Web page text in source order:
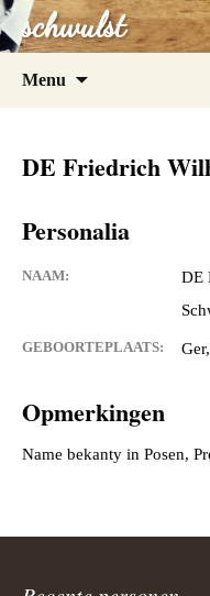
schwulst
Menu
DE Friedrich
Personalia
NAAM:
DE
GEBOORTEPLAATS:
Opmerkingen
Name bekanty in Posen,